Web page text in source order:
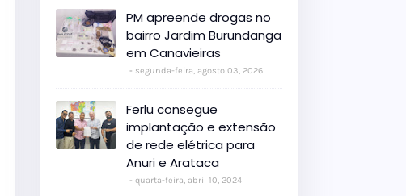
PM apreende drogas no
bairro Jardim Burundanga
em Canavieiras
segunda-feira, agosto 03, 2026
Ferlu consegue
implantação e extensão
de rede elétrica para
Anuri e Arataca
quarta-feira, abril 10, 2024